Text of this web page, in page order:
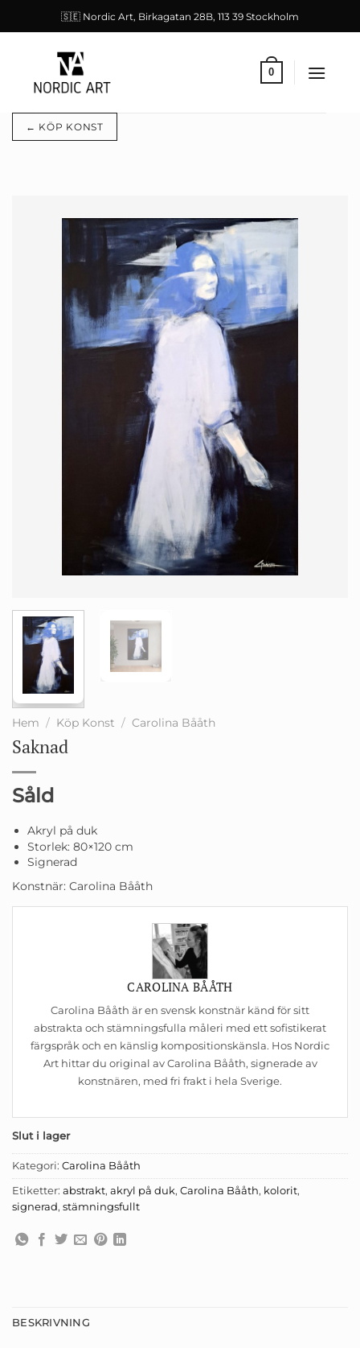
to
🇸🇪 Nordic Art, Birkagatan 28B, 113 39 Stockholm
0
← KÖP KONST
Hem / Köp Konst / Carolina Bååth
Saknad
Såld
Akryl på duk
Storlek: 80×120 cm
Signerad
Konstnär: Carolina Bååth
CAROLINA BÅÅTH
Carolina Bååth är en svensk konstnär känd för sitt
abstrakta och stämningsfulla måleri med ett sofistikerat
färgspråk och en känslig kompositionskänsla. Hos Nordic
Art hittar du original av Carolina Bååth, signerade av
konstnären, med fri frakt i hela Sverige.
Slut i lager
Kategori: Carolina Bååth
Etiketter: abstrakt, akryl på duk, Carolina Bååth, kolorit,
signerad, stämningsfullt
BESKRIVNING